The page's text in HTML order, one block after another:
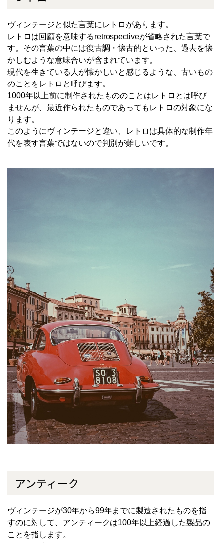
ヴィンテージと似た言葉にレトロがあります。
レトロは回顧を意味するretrospectiveが省略された言葉で
す。その言葉の中には復古調・懐古的といった、過去を懐
かしむような意味合いが含まれています。
現代を生きている人が懐かしいと感じるような、古いもの
のことをレトロと呼びます。
1000年以上前に制作されたもののことはレトロとは呼び
ませんが、最近作られたものであってもレトロの対象にな
ります。
このようにヴィンテージと違い、レトロは具体的な制作年
代を表す言葉ではないので判別が難しいです。
アンティーク
ヴィンテージが30年から99年までに製造されたものを指
すのに対して、アンティークは100年以上経過した製品の
ことを指します。